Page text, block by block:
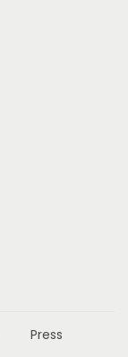
Press